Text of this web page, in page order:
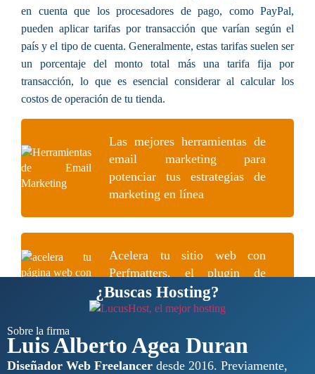
en cuenta que los procesadores de pago, como PayPal,
pueden aplicar tarifas por transacción que varían según el
país y el tipo de cuenta. Generalmente, estas tarifas suelen ser
un porcentaje del monto total más una tarifa fija por
transacción, lo que es esencial considerar al calcular los
costos de operación de tu tienda.
Las mejores herramientas de
email marketing para
potenciar tus estrategias de
marketing en línea
Acelera tu sitio web con
Perfmatters, el plugin de
rendimiento WordPress
¿Buscas Hosting?
Sobre la firma
Luis Alberto Agea Duran
Diseñador Web Freelancer desde 2016. Previamente,